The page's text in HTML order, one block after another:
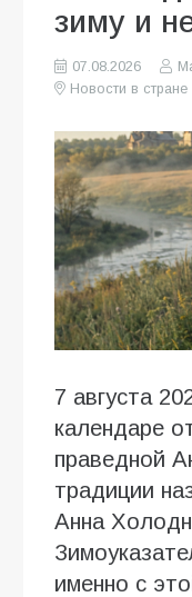
зиму и
07.08.2026
Новости в стране
7 августа
календаре
праведной
традиции
Анна
именно с